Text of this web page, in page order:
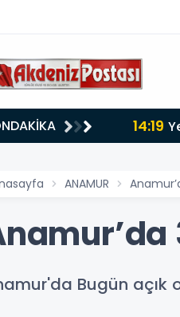
14:19
ANAMUR
Bugün açık